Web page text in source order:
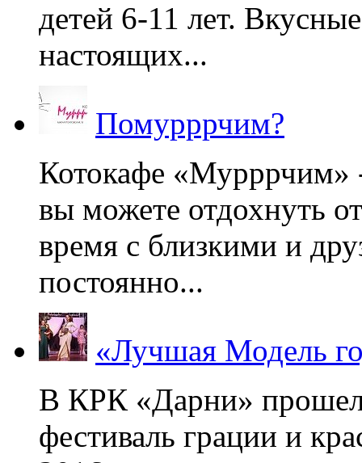
детей 6-11 лет.
настоящих...
Помурррчим?
Котокафе «Мурррчим»
вы можете отдохнуть
время с близкими и
постоянно...
«Лучшая Модель
В КРК «Дарни»
фестиваль грации и